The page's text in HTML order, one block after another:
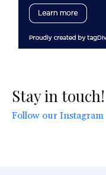
Stay in touch!
Follow our Instagram